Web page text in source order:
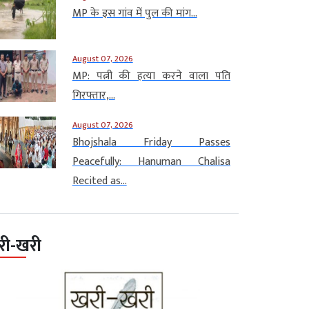
MP के इस गांव में पुल की मांग...
August 07, 2026
MP: पत्नी की हत्या करने वाला पति
गिरफ्तार,...
August 07, 2026
Bhojshala Friday Passes
Peacefully: Hanuman Chalisa
Recited as...
खरी